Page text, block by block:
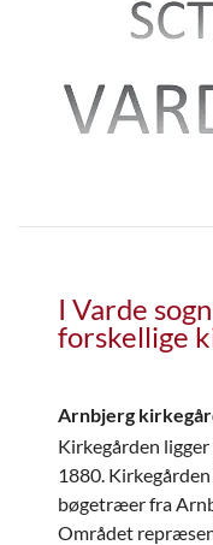
I Varde
forskellige
Arnbjerg
Kirkegården ligger
1880.
bøgetræer fra
Området